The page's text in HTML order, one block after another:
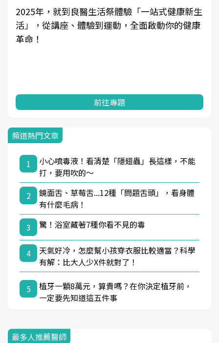
2025年，就到良醫生活祭體驗「一站式健康新生
活」，從講座、體驗到運動，全面啟動你的健康
革命！
前往專題
頻道熱門文章
1
小心噴毒液！看清楚「隱翅蟲」長這樣，不能
打，要用吹的～
2
鏡面舌、草莓舌...12種「問題舌頭」，看身體
有什麼毛病！
3
驚！浴室藏著7種你看不見的毒
4
天氣好冷，怎麼幫小孩穿衣服比較適當？科學
有解：比大人少X件就對了！
5
植牙一顆8萬元，算貴嗎？在你決定植牙前，
一定要先知道這五件事
最多人推薦醫師